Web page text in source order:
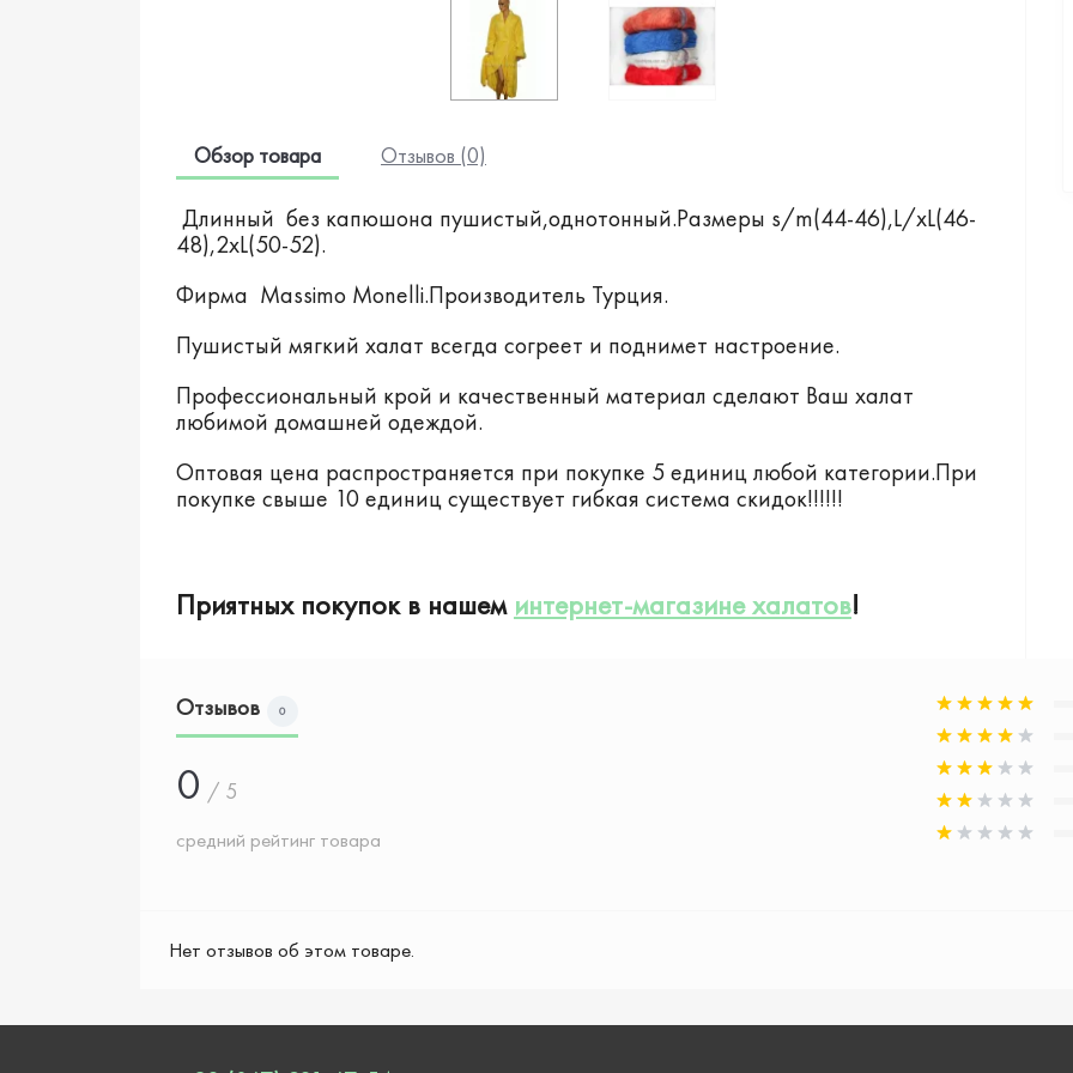
Обзор товара Отзывов (0)
Длинный без капюшона пушистый,однотонный.Размеры s/m(44-46),L/xL(46-
48),2xL(50-52).
Фирма Massimo Monelli.Производитель Турция.
Пушистый мягкий халат всегда согреет и поднимет настроение.
Профессиональный крой и качественный материал сделают Ваш халат
любимой домашней одеждой.
Оптовая цена распространяется при покупке 5 единиц любой категории.При
покупке свыше 10 единиц существует гибкая система скидок!!!!!!
Приятных покупок в нашем интернет-магазине халатов!
Отзывов 0
0 / 5
средний рейтинг товара
Нет отзывов об этом товаре.